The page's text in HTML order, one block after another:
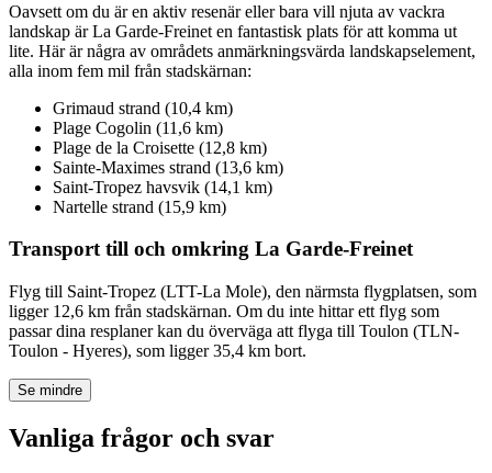
Oavsett om du är en aktiv resenär eller bara vill njuta av vackra
landskap är La Garde-Freinet en fantastisk plats för att komma ut
lite. Här är några av områdets anmärkningsvärda landskapselement,
alla inom fem mil från stadskärnan:
Grimaud strand (10,4 km)
Plage Cogolin (11,6 km)
Plage de la Croisette (12,8 km)
Sainte-Maximes strand (13,6 km)
Saint-Tropez havsvik (14,1 km)
Nartelle strand (15,9 km)
Transport till och omkring La Garde-Freinet
Flyg till Saint-Tropez (LTT-La Mole), den närmsta flygplatsen, som
ligger 12,6 km från stadskärnan. Om du inte hittar ett flyg som
passar dina resplaner kan du överväga att flyga till Toulon (TLN-
Toulon - Hyeres), som ligger 35,4 km bort.
Se mindre
Vanliga frågor och svar